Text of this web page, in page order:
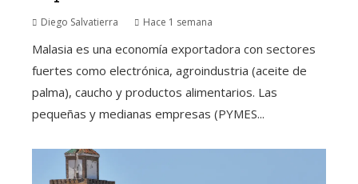
Diego Salvatierra Hace 1 semana
Malasia es una economía exportadora con sectores
fuertes como electrónica, agroindustria (aceite de
palma), caucho y productos alimentarios. Las
pequeñas y medianas empresas (PYMES...